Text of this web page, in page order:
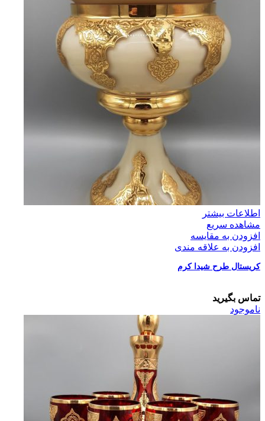
اطلاعات بیشتر
مشاهده سریع
افزودن به مقایسه
افزودن به علاقه مندی
کریستال طرح شیدا کرم
تماس بگیرید
ناموجود